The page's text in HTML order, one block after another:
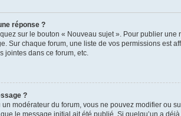
réponse ?
sur le bouton « Nouveau sujet ». Pour publier
Sur chaque forum, une liste de vos permissions est
jointes dans ce forum, etc.
?
modérateur du forum, vous ne pouvez modifier ou
le message initial ait été publié. Si quelqu’un a